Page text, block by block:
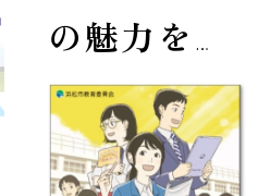
の魅力を伝
えるイベン
ト及び採用